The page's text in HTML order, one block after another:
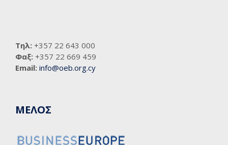
Τηλ: +357 22 643 000
Φαξ: +357 22 669 459
Email: info@oeb.org.cy
ΜΕΛΟΣ